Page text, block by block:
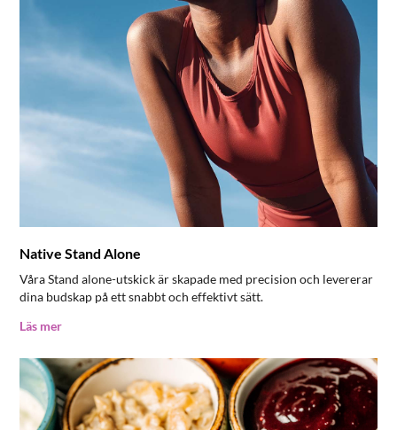
Native Stand Alone
Våra Stand alone-utskick är skapade med precision och levererar
dina budskap på ett snabbt och effektivt sätt.
Läs mer